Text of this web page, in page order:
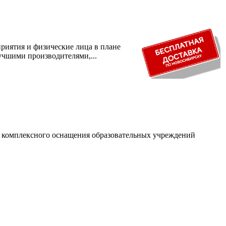
и физические лица в плане
производителями,...
оснащения образовательных учреждений